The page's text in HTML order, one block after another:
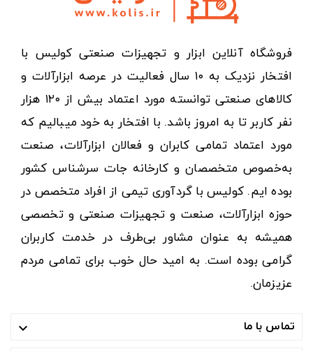
فروشگاه آنلاین ابزار و تجهیزات صنعتی کولیس با
افتخار نزدیک به ۱۰ سال فعالیت در عرصه ابزارآلات و
کالاهای صنعتی توانسته مورد اعتماد بیش از ۱۲۰ هزار
نفر کاربر تا به امروز باشد. با افتخار به خود میبالیم که
مورد اعتماد تمامی کابران و فعالان ابزارآلات، صنعت
به‌خصوص متخصصان و کارخانه جات سرشناس کشور
بوده ایم. کولیس با گردآوری تیمی از افراد متخصص در
حوزه ابزارآلات، صنعت و تجهیزات صنعتی و تخصصی
همیشه به عنوان مشاور بی‌طرف در خدمت کاربران
گرامی بوده است. به امید حال خوب برای تمامی مردم
عزیزمان.
تماس با ما 